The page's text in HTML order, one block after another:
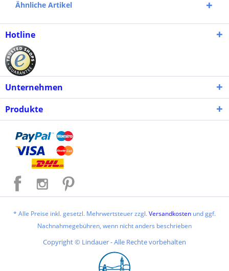
Ähnliche Artikel
Hotline
Unternehmen
Produkte
* Alle Preise inkl. gesetzl. Mehrwertsteuer zzgl.Versandkosten und ggf.
Nachnahmegebühren, wenn nicht anders beschrieben
Copyright © Lindauer - Alle Rechte vorbehalten